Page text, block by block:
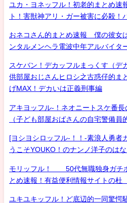
ユカ・ヨネッフル！初老的まとめ速
ト！害獣神アリ・ガー被害に必殺！
おネコさん的まとめ速報 僕の彼女
ンタルメンヘラ電波中年アルバイタ
スケバン！デカッフルまっくす（デ
供部屋おじさんヒロシ之古惑仔的ま
げMAX！デカいは正義刑事編
アキヨッフル-！ネオニートスケ番長
（子ども部屋おばさんの自宅警備員
[ヨシヨシロッフル-！！-素浪人勇者
うこそYOUKO！のナンノ洋子のは
モリッフル！ 50代無職独身ガチ
とめ速報！有益便利情報サイトの
ユキユキッフル！ど底辺的一同驚愕